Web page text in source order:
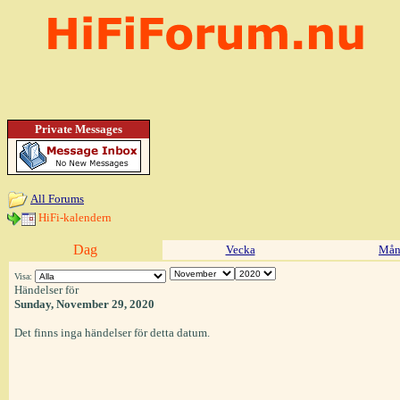
Private Messages
All Forums
HiFi-kalendern
Dag Vecka
Visa:
Händelser för
Sunday, November 29, 2020
Det finns inga händelser för detta datum.